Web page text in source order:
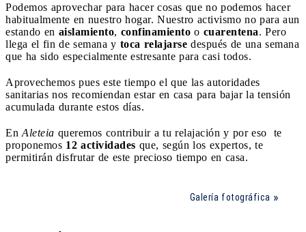
Podemos aprovechar para hacer cosas que no podemos hacer
habitualmente en nuestro hogar. Nuestro activismo no para aun
estando en aislamiento, confinamiento o cuarentena. Pero
llega el fin de semana y toca relajarse después de una semana
que ha sido especialmente estresante para casi todos.
Aprovechemos pues este tiempo el que las autoridades
sanitarias nos recomiendan estar en casa para bajar la tensión
acumulada durante estos días.
En Aleteia queremos contribuir a tu relajación y por eso te
proponemos 12 actividades que, según los expertos, te
permitirán disfrutar de este precioso tiempo en casa.
Galería fotográfica